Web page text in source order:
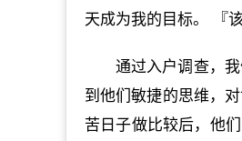
天成为我的目标。 『
通过入户调查，
到他们敏捷的思维，
苦日子做比较后，他